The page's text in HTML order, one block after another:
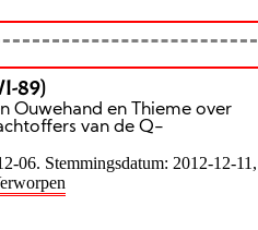
89)
Ouwehand en Thieme over
van de Q-
06. Stemmingsdatum: 2012-12-11,